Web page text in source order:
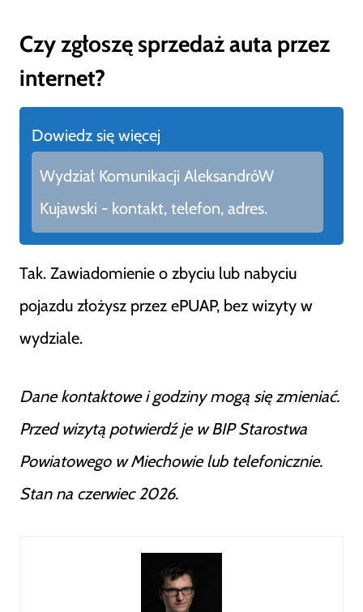
Czy zgłoszę sprzedaż auta przez
internet?
Dowiedz się więcej
Wydział Komunikacji AleksandróW
Kujawski - kontakt, telefon, adres.
Tak. Zawiadomienie o zbyciu lub nabyciu
pojazdu złożysz przez ePUAP, bez wizyty w
wydziale.
Dane kontaktowe i godziny mogą się zmieniać.
Przed wizytą potwierdź je w BIP Starostwa
Powiatowego w Miechowie lub telefonicznie.
Stan na czerwiec 2026.